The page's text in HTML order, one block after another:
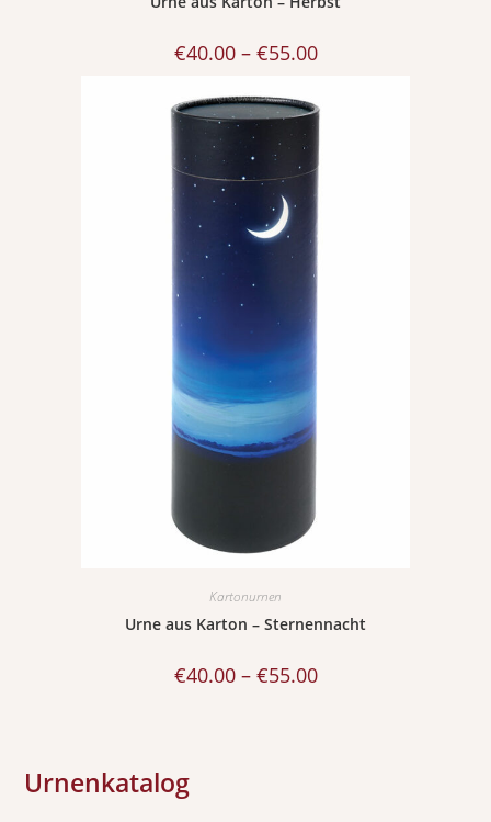
€40.00 – €55.00
Kartonurnen
Urne aus Karton – Sternennacht
€40.00 – €55.00
Urnenkatalog